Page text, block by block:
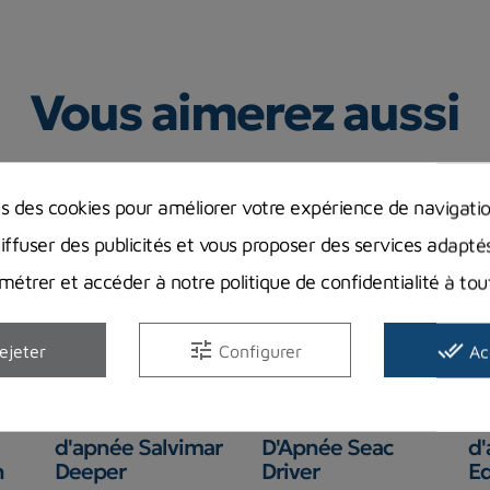
Vous aimerez aussi
d'apnée Salvimar
Deeper
D'Apnée Seac
Driver
des cookies pour améliorer votre expérience de
des publicités et vous proposer des services
et accéder à notre politique de confidentialité à
tune Configurer done_all